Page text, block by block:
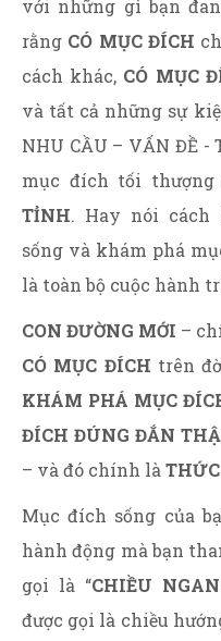
với những gì bạn
rằng CÓ MỤC ĐÍCH
cách khác, CÓ MỤC
và tất cả những sự
NHU CẦU – VẤN ĐỀ -
mục đích tối
TỈNH. Hay nói cách
sống và khám phá
là toàn bộ cuộc hành
CON ĐƯỜNG MỚI –
CÓ MỤC ĐÍCH trên
KHÁM PHÁ MỤC
ĐÍCH ĐÚNG ĐẮN
– và đó chính là
Mục đích sống của
hành động mà bạn
gọi là “CHIỀU
được gọi là chiều